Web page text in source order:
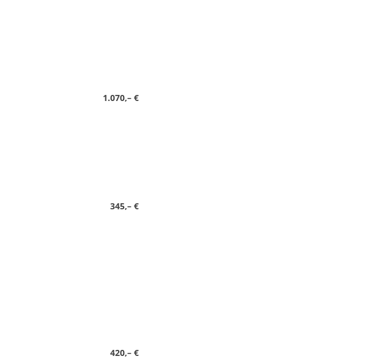
420,– €
1.070,– €
345,– €